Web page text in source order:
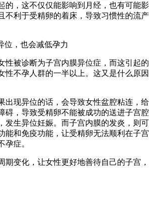
的，这不仅仅能影响到月经，也有可能影
不利于受精卵的着床，导致习惯性的流产
位，也会减低孕力
性被诊断为子宫内膜异位症，而这引起的
性不孕人群的一半以上。这又是什么原因
出现异位的话，会导致女性盆腔粘连，给
碍，导致受精卵不能被成功的送进子宫腔
发生异位妊娠。而子宫内膜的发炎，则可
能和免疫功能，让受精卵无法顺利在子宫
孕症。
期变化，让女性更好地善待自己的子宫，